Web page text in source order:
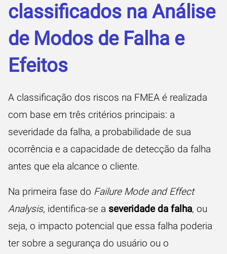
classificados na Análise
de Modos de Falha e
Efeitos
A classificação dos riscos na FMEA é realizada
com base em três critérios principais: a
severidade da falha, a probabilidade de sua
ocorrência e a capacidade de detecção da falha
antes que ela alcance o cliente.
Na primeira fase do Failure Mode and Effect
Analysis, identifica-se a severidade da falha, ou
seja, o impacto potencial que essa falha poderia
ter sobre a segurança do usuário ou o